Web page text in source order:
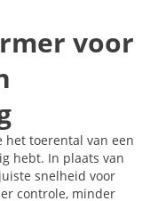
voor
toerental van een
hebt. In plaats van
snelheid voor
controle, minder